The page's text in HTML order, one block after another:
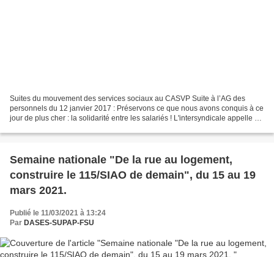
Suites du mouvement des services sociaux au CASVP Suite à l’AG des
personnels du 12 janvier 2017 : Préservons ce que nous avons conquis à ce
jour de plus cher : la solidarité entre les salariés ! L'intersyndicale appelle à
Semaine nationale "De la rue au logement,
construire le 115/SIAO de demain", du 15 au 19
mars 2021.
Publié le 11/03/2021 à 13:24
Par DASES-SUPAP-FSU